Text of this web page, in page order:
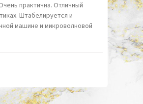
практична. Отличный
Штабелируется и
машине и микроволновой